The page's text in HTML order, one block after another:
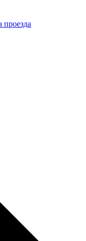
проезда